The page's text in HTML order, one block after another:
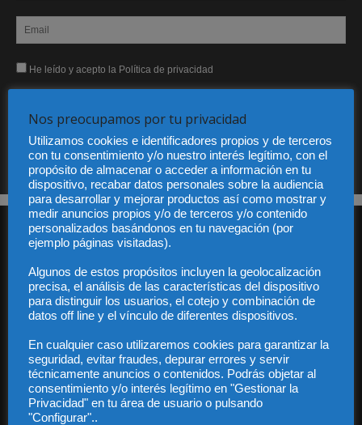
He leído y acepto la Política de privacidad
Sus datos serán incorporados a un fichero automatizado con el objeto exclusivo de dar
respuesta a su suscripción Dicho fichero es de titularidad exclusiva de LEXDIR GLOBAL
S.L. y no será cedido a un tercero en ningún caso.
Audiencia y Publicidad
Legal
Privacidad
Contacto
Guía Colaboradores
Nos preocupamos por tu privacidad
Utilizamos cookies e identificadores propios y de terceros
con tu consentimiento y/o nuestro interés legítimo, con el
propósito de almacenar o acceder a información en tu
dispositivo, recabar datos personales sobre la audiencia
para desarrollar y mejorar productos así como mostrar y
medir anuncios propios y/o de terceros y/o contenido
personalizados basándonos en tu navegación (por
ejemplo páginas visitadas).
Algunos de estos propósitos incluyen la geolocalización
precisa, el análisis de las características del dispositivo
para distinguir los usuarios, el cotejo y combinación de
datos off line y el vínculo de diferentes dispositivos.
En cualquier caso utilizaremos cookies para garantizar la
seguridad, evitar fraudes, depurar errores y servir
técnicamente anuncios o contenidos. Podrás objetar al
consentimiento y/o interés legítimo en "Gestionar la
Privacidad" en tu área de usuario o pulsando
"Configurar"..